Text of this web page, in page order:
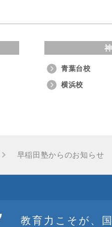
青葉台校
横浜校
早稲田塾からのお知らせ
教育力こそが、